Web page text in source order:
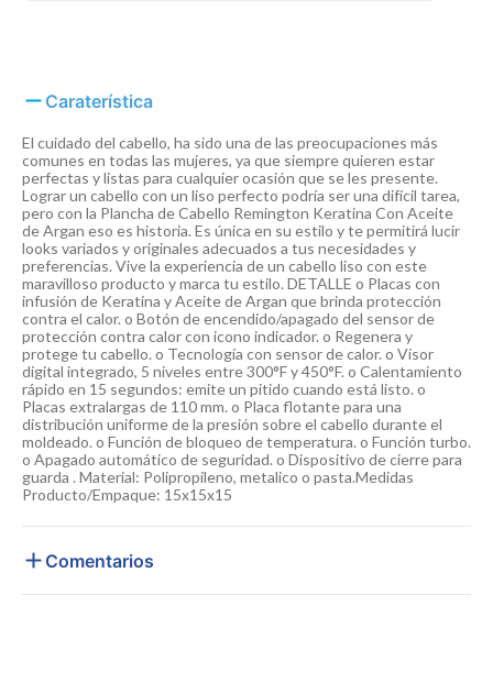
Caraterística
El cuidado del cabello, ha sido una de las preocupaciones más
comunes en todas las mujeres, ya que siempre quieren estar
perfectas y listas para cualquier ocasión que se les presente.
Lograr un cabello con un liso perfecto podría ser una difícil tarea,
pero con la Plancha de Cabello Remington Keratina Con Aceite
de Argan eso es historia. Es única en su estilo y te permitirá lucir
looks variados y originales adecuados a tus necesidades y
preferencias. Vive la experiencia de un cabello liso con este
maravilloso producto y marca tu estilo. DETALLE o Placas con
infusión de Keratina y Aceite de Argan que brinda protección
contra el calor. o Botón de encendido/apagado del sensor de
protección contra calor con icono indicador. o Regenera y
protege tu cabello. o Tecnología con sensor de calor. o Visor
digital integrado, 5 niveles entre 300°F y 450°F. o Calentamiento
rápido en 15 segundos: emite un pitido cuando está listo. o
Placas extralargas de 110 mm. o Placa flotante para una
distribución uniforme de la presión sobre el cabello durante el
moldeado. o Función de bloqueo de temperatura. o Función turbo.
o Apagado automático de seguridad. o Dispositivo de cierre para
guarda . Material: Polipropileno, metalico o pasta.Medidas
Producto/Empaque: 15x15x15
Comentarios